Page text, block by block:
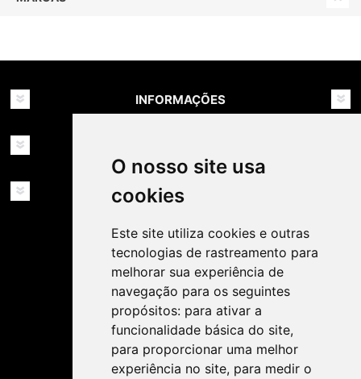
O nosso site usa
cookies
Este site utiliza cookies e outras
tecnologias de rastreamento para
melhorar sua experiência de
navegação para os seguintes
propósitos: para ativar a
funcionalidade básica do site,
para proporcionar uma melhor
experiência no site, para medir o
INFORMAÇÕES
SERVIÇOS
SIGA-NOS NAS REDES SOCIAIS!